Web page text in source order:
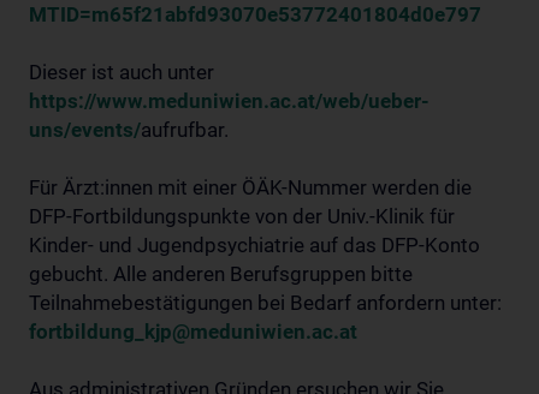
MTID=m65f21abfd93070e53772401804d0e797
Dieser ist auch unter
https://www.meduniwien.ac.at/web/ueber-
uns/events/aufrufbar.
Für Ärzt:innen mit einer ÖÄK-Nummer werden die
DFP-Fortbildungspunkte von der Univ.-Klinik für
Kinder- und Jugendpsychiatrie auf das DFP-Konto
gebucht. Alle anderen Berufsgruppen bitte
Teilnahmebestätigungen bei Bedarf anfordern unter:
fortbildung_kjp@meduniwien.ac.at
Aus administrativen Gründen ersuchen wir Sie